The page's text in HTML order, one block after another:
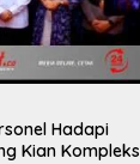
Hadapi
Kian Kompleks